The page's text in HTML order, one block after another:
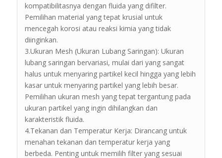
kompatibilitasnya dengan fluida yang difilter.
Pemilihan material yang tepat krusial untuk
mencegah korosi atau reaksi kimia yang tidak
diinginkan.
3.Ukuran Mesh (Ukuran Lubang Saringan): Ukuran
lubang saringan bervariasi, mulai dari yang sangat
halus untuk menyaring partikel kecil hingga yang lebih
kasar untuk menyaring partikel yang lebih besar.
Pemilihan ukuran mesh yang tepat tergantung pada
ukuran partikel yang ingin dihilangkan dan
karakteristik fluida.
4.Tekanan dan Temperatur Kerja: Dirancang untuk
menahan tekanan dan temperatur kerja yang
berbeda. Penting untuk memilih filter yang sesuai